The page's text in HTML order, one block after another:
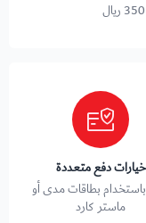
خيارات دفع متعددة
بطاقات مدى أو
ماستر كارد